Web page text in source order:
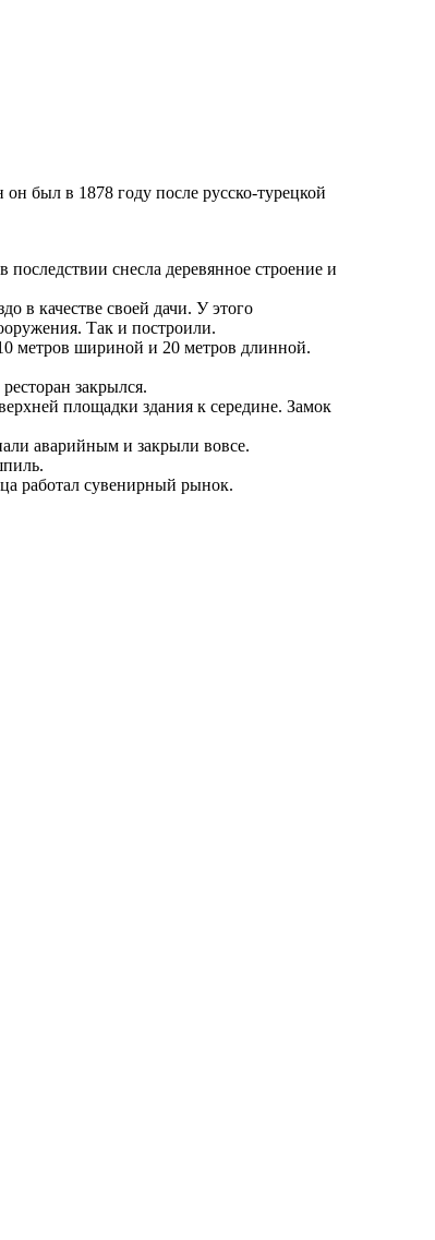
был в 1878 году после русско-турецкой
снесла деревянное строение и
в качестве своей дачи. У этого
Так и построили.
метров шириной и 20 метров длинной.
закрылся.
площадки здания к середине. Замок
аварийным и закрыли вовсе.
работал сувенирный рынок.